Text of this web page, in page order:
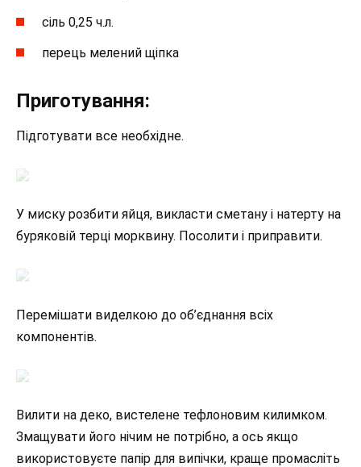
сіль 0,25 ч.л.
перець мелений щіпка
Приготування:
Підготувати все необхідне.
У миску розбити яйця, викласти сметану і натерту на
буряковій терці морквину. Посолити і приправити.
Перемішати виделкою до об’єднання всіх
компонентів.
Вилити на деко, вистелене тефлоновим килимком.
Змащувати його нічим не потрібно, а ось якщо
використовуєте папір для випічки, краще промасліть